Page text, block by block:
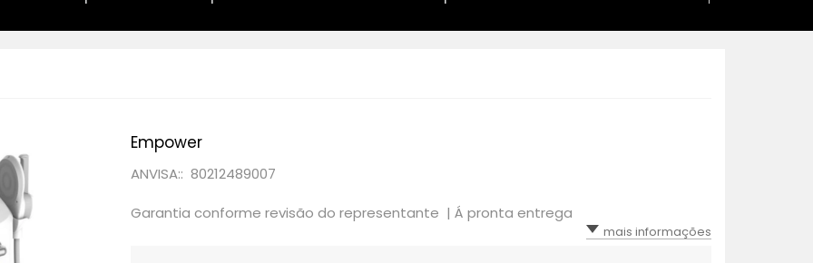
Empower
ANVISA:: 80212489007
Garantia conforme revisão do representante | Á pronta entrega
mais informações